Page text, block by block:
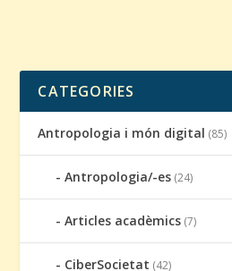
CATEGORIES
Antropologia i món digital (85)
Antropologia/-es (24)
Articles acadèmics (7)
CiberSocietat (42)